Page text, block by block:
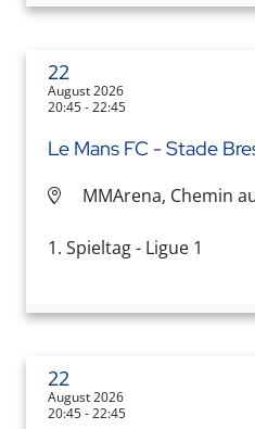
22
August 2026
20:45 - 22:45
Le Mans FC - Stade
MMArena, Chemin
1. Spieltag - Ligue 1
22
August 2026
20:45 - 22:45